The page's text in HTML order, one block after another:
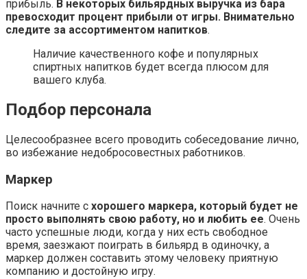
прибыль. В некоторых бильярдных выручка из бара
превосходит процент прибыли от игры. Внимательно
следите за ассортиментом напитков.
Наличие качественного кофе и популярных
спиртных напитков будет всегда плюсом для
вашего клуба.
Подбор персонала
Целесообразнее всего проводить собеседование лично,
во избежание недобросовестных работников.
Маркер
Поиск начните с хорошего маркера, который будет не
просто выполнять свою работу, но и любить ее. Очень
часто успешные люди, когда у них есть свободное
время, заезжают поиграть в бильярд в одиночку, а
маркер должен составить этому человеку приятную
компанию и достойную игру.